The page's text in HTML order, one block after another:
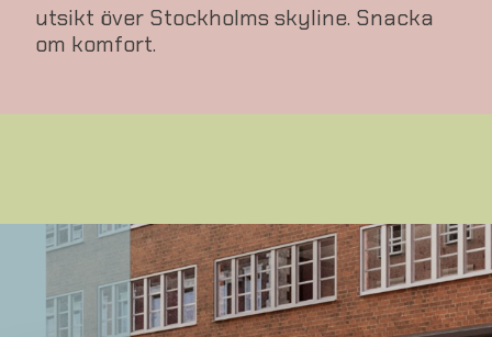
utsikt över Stockholms skyline. Snacka
om komfort.